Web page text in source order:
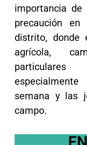
importancia
precaución
distrito, donde
agrícola,
particulares
semana y las
campo.